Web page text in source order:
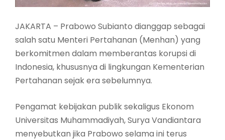
JAKARTA – Prabowo Subianto dianggap sebagai
salah satu Menteri Pertahanan (Menhan) yang
berkomitmen dalam memberantas korupsi di
Indonesia, khususnya di lingkungan Kementerian
Pertahanan sejak era sebelumnya.
Pengamat kebijakan publik sekaligus Ekonom
Universitas Muhammadiyah, Surya Vandiantara
menyebutkan jika Prabowo selama ini terus